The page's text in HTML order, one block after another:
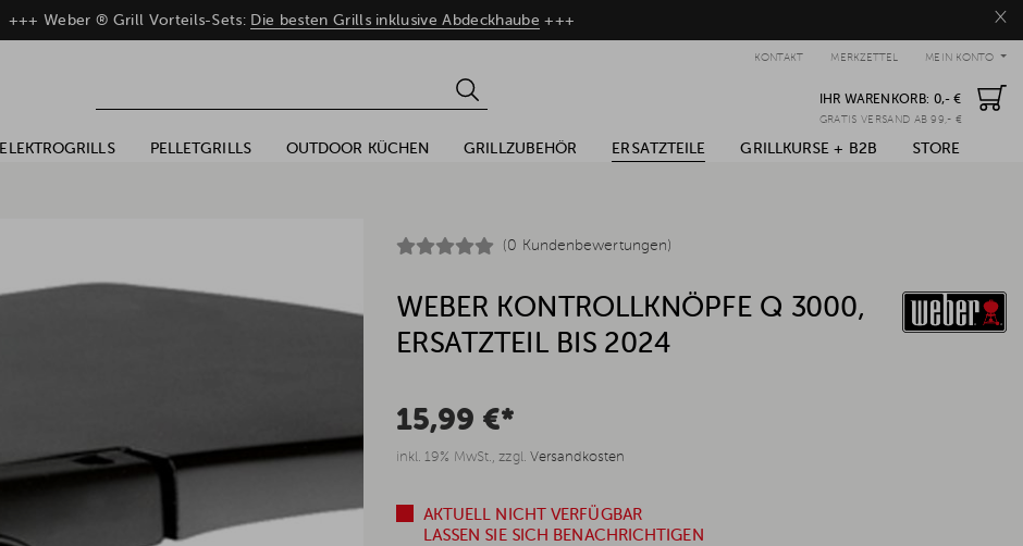
×
+++ Weber ® Grill Vorteils-Sets: Die besten Grills inklusive Abdeckhaube +++
MEIN KONTO
MERKZETTEL
KONTAKT
IHR WARENKORB: 0,- €
GRATIS VERSAND AB 99,- €
ELEKTROGRILLS PELLETGRILLS OUTDOOR KÜCHEN GRILLZUBEHÖR ERSATZTEILE GRILLKURSE + B2B STORE
(0 Kundenbewertungen)
WEBER KONTROLLKNÖPFE Q 3000,
ERSATZTEIL BIS 2024
15,99 €*
inkl. 19% MwSt., zzgl. Versandkosten
AKTUELL NICHT VERFÜGBAR
LASSEN SIE SICH BENACHRICHTIGEN